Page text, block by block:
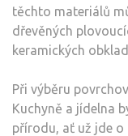
těchto materiálů
dřevěných
keramických
Při výběru
Kuchyně a jídelna
přírodu, ať už jde o